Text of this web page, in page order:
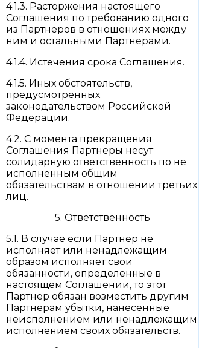
4.1.3. Расторжения настоящего
Соглашения по требованию одного
из Партнеров в отношениях между
ним и остальными Партнерами.
4.1.4. Истечения срока Соглашения.
4.1.5. Иных обстоятельств,
предусмотренных
законодательством Российской
Федерации.
4.2. С момента прекращения
Соглашения Партнеры несут
солидарную ответственность по не
исполненным общим
обязательствам в отношении третьих
лиц.
5. Ответственность
5.1. В случае если Партнер не
исполняет или ненадлежащим
образом исполняет свои
обязанности, определенные в
настоящем Соглашении, то этот
Партнер обязан возместить другим
Партнерам убытки, нанесенные
неисполнением или ненадлежащим
исполнением своих обязательств.